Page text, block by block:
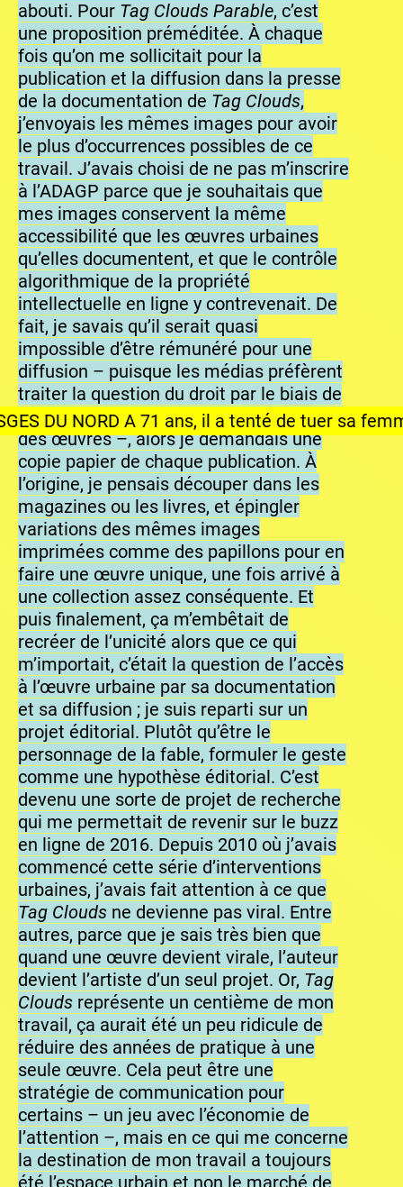
abouti. Pour Tag Clouds Parable, c’est
une proposition préméditée. À chaque
fois qu’on me sollicitait pour la
publication et la diffusion dans la presse
de la documentation de Tag Clouds,
j’envoyais les mêmes images pour avoir
le plus d’occurrences possibles de ce
travail. J’avais choisi de ne pas m’inscrire
à l’ADAGP parce que je souhaitais que
mes images conservent la même
accessibilité que les œuvres urbaines
qu’elles documentent, et que le contrôle
algorithmique de la propriété
intellectuelle en ligne y contrevenait. De
fait, je savais qu’il serait quasi
impossible d’être rémunéré pour une
diffusion – puisque les médias préfèrent
traiter la question du droit par le biais de
cet organisme plutôt qu’avec les auteurs
des œuvres –, alors je demandais une
copie papier de chaque publication. À
l’origine, je pensais découper dans les
magazines ou les livres, et épingler
variations des mêmes images
imprimées comme des papillons pour en
faire une œuvre unique, une fois arrivé à
une collection assez conséquente. Et
puis finalement, ça m’embêtait de
recréer de l’unicité alors que ce qui
m’importait, c’était la question de l’accès
à l’œuvre urbaine par sa documentation
et sa diffusion ; je suis reparti sur un
projet éditorial. Plutôt qu’être le
personnage de la fable, formuler le geste
comme une hypothèse éditorial. C’est
devenu une sorte de projet de recherche
qui me permettait de revenir sur le buzz
en ligne de 2016. Depuis 2010 où j’avais
commencé cette série d’interventions
urbaines, j’avais fait attention à ce que
Tag Clouds ne devienne pas viral. Entre
autres, parce que je sais très bien que
quand une œuvre devient virale, l’auteur
devient l’artiste d’un seul projet. Or, Tag
Clouds représente un centième de mon
travail, ça aurait été un peu ridicule de
réduire des années de pratique à une
seule œuvre. Cela peut être une
stratégie de communication pour
certains – un jeu avec l’économie de
l’attention –, mais en ce qui me concerne
la destination de mon travail a toujours
71 ans, il a tenté de tuer sa femme